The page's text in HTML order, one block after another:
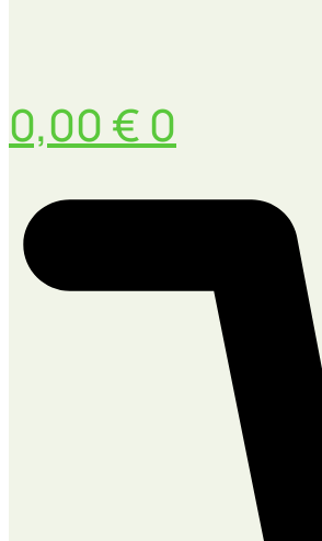
0,00 € 0